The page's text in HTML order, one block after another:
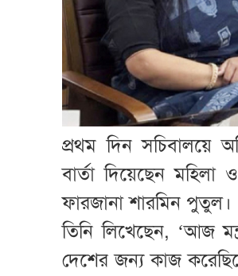
প্রথম দিন
বার্তা দিয়েছেন মহিলা
ফারজানা শারমিন পুতুল।
তিনি লিখেছেন, ‌‘আজ
দেশের জন্য কাজ